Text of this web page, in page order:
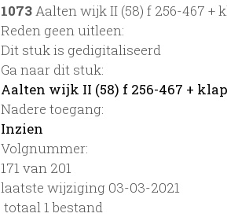
1073Aalten wijk II (58) f 256-467 +
Reden geen uitleen:
Dit stuk is gedigitaliseerd
Ga naar dit stuk:
Aalten wijk II (58) f 256-467 +
Nadere toegang:
Inzien
Volgnummer:
171 van 201
laatste wijziging 03-03-2021
totaal 1 bestand